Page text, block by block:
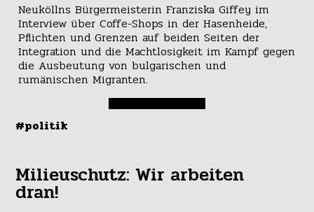
Neuköllns Bürgermeisterin Franziska Giffey im
Interview über Coffe-Shops in der Hasenheide,
Pflichten und Grenzen auf beiden Seiten der
Integration und die Machtlosigkeit im Kampf gegen
die Ausbeutung von bulgarischen und
rumänischen Migranten.
#politik
Milieuschutz: Wir arbeiten
dran!